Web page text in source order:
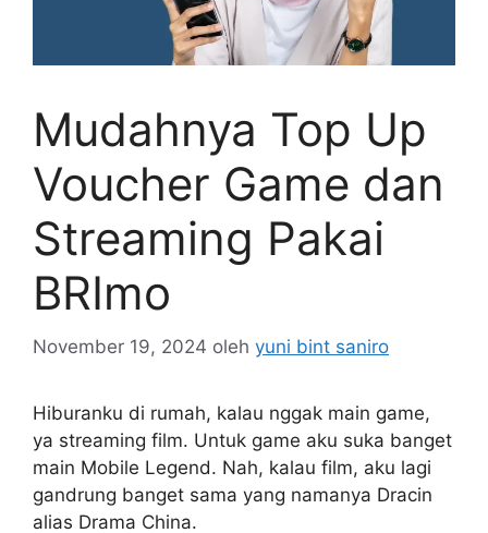
Mudahnya Top Up
Voucher Game dan
Streaming Pakai
BRImo
November 19, 2024 oleh yuni bint saniro
Hiburanku di rumah, kalau nggak main game,
ya streaming film. Untuk game aku suka banget
main Mobile Legend. Nah, kalau film, aku lagi
gandrung banget sama yang namanya Dracin
alias Drama China.